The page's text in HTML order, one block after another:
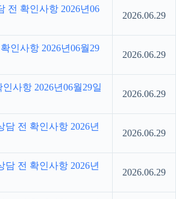
전 확인사항 2026년06
2026.06.29
인사항 2026년06월29
2026.06.29
사항 2026년06월29일
2026.06.29
담 전 확인사항 2026년
2026.06.29
담 전 확인사항 2026년
2026.06.29